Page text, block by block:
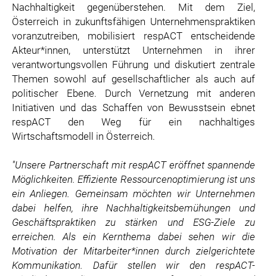
Nachhaltigkeit gegenüberstehen. Mit dem Ziel,
Österreich in zukunftsfähigen Unternehmenspraktiken
voranzutreiben, mobilisiert respACT entscheidende
Akteur*innen, unterstützt Unternehmen in ihrer
verantwortungsvollen Führung und diskutiert zentrale
Themen sowohl auf gesellschaftlicher als auch auf
politischer Ebene. Durch Vernetzung mit anderen
Initiativen und das Schaffen von Bewusstsein ebnet
respACT den Weg für ein nachhaltiges
Wirtschaftsmodell in Österreich.
"Unsere Partnerschaft mit respACT eröffnet spannende
Möglichkeiten. Effiziente Ressourcenoptimierung ist uns
ein Anliegen. Gemeinsam möchten wir Unternehmen
dabei helfen, ihre Nachhaltigkeitsbemühungen und
Geschäftspraktiken zu stärken und ESG-Ziele zu
erreichen. Als ein Kernthema dabei sehen wir die
Motivation der Mitarbeiter*innen durch zielgerichtete
Kommunikation. Dafür stellen wir den respACT-